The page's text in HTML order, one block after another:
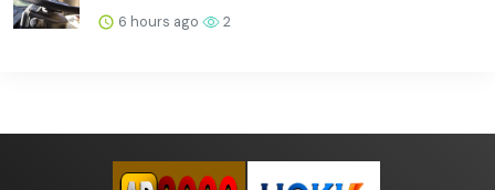
6 hours ago 2